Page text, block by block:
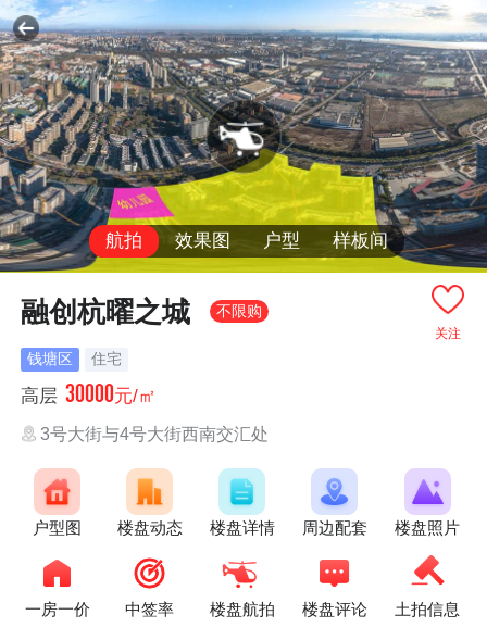
航拍 效果图 户型 样板间
关注
融创杭曜之城 不限购
钱塘区 住宅
高层 30000元/㎡
3号大街与4号大街西南交汇处
户型图 楼盘动态 楼盘详情 周边配套 楼盘照片
一房一价 中签率 楼盘航拍 楼盘评论 土拍信息